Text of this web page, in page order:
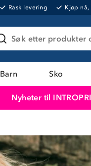
Rask levering Kjøp
Søk etter produkter
Barn Sko
Nyheter til